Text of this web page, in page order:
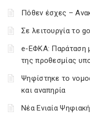
Πόθεν έσχες –
Σε λειτουργία το
e-ΕΦΚΑ: Παράταση
της προθεσμίας
Ψηφίστηκε το
και αναπηρία
Νέα Ενιαία